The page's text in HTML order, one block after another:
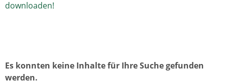
downloaden!
Es konnten keine Inhalte für Ihre Suche gefunden
werden.